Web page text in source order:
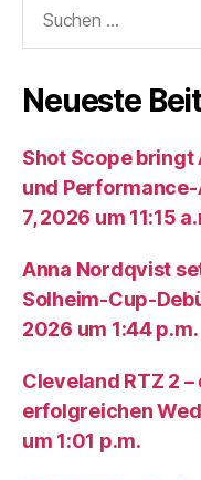
nach:
Neueste
Shot Scope
und
7, 2026 um 11:15
Anna Nordqvist
Solheim-Cup-
2026 um 1:44 p.m.
Cleveland RTZ 2
erfolgreichen
um 1:01 p.m.